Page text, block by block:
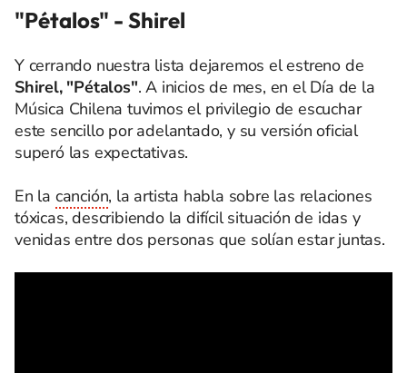
"Pétalos" - Shirel
Y cerrando nuestra lista dejaremos el estreno de
Shirel, "Pétalos". A inicios de mes, en el Día de la
Música Chilena tuvimos el privilegio de escuchar
este sencillo por adelantado, y su versión oficial
superó las expectativas.
En la canción, la artista habla sobre las relaciones
tóxicas, describiendo la difícil situación de idas y
venidas entre dos personas que solían estar juntas.